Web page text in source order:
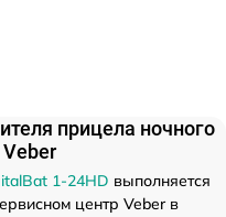
прицела ночного
1-24HD выполняется
центр Veber в